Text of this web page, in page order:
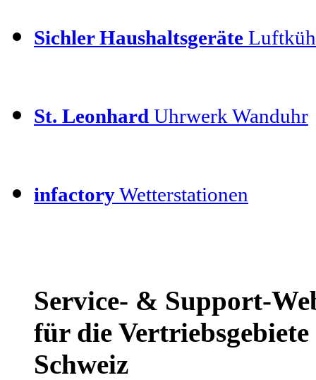
Sichler Haushaltsgeräte
St. Leonhard Uhrwerk Wanduhr
infactoryWetterstationen
Service- & Support-
für die
Schweiz